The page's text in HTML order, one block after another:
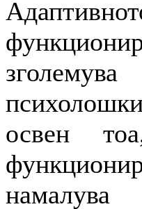
освен